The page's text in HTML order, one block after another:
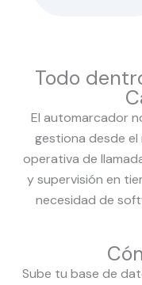
Todo
El automarcador
gestiona desde
operativa de
y supervisión en
necesidad de
Sube tu base de